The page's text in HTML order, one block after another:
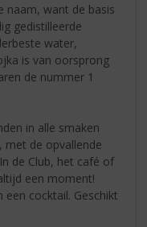
naam, want de basis
gedistilleerde
water,
is van oorsprong
de nummer 1
in alle smaken
met de opvallende
de Club, het café of
een moment!
cocktail. Geschikt